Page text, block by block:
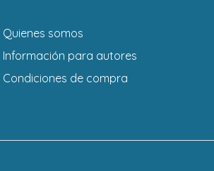
Quienes somos
Información para autores
Condiciones de compra